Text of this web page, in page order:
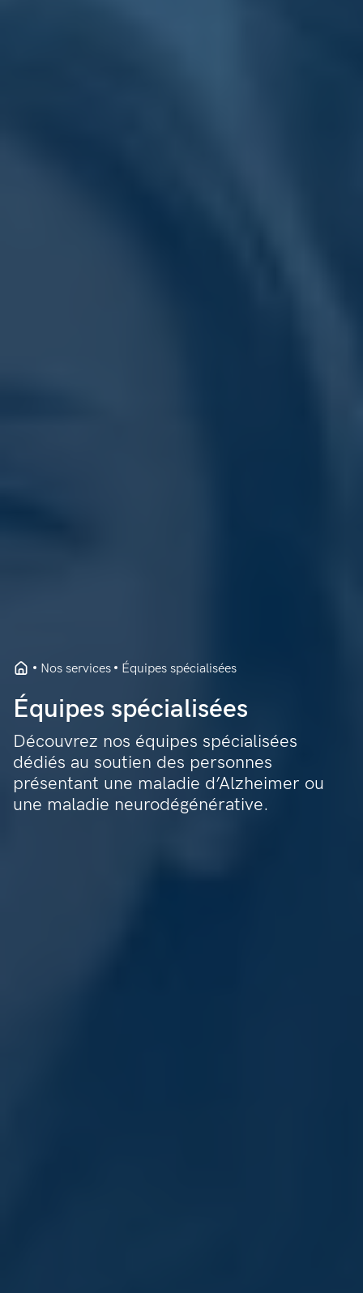
Équipes spécialisées
Nos services Équipes spécialisées
Découvrez nos équipes spécialisées
dédiés au soutien des personnes
présentant une maladie d’Alzheimer ou
une maladie neurodégénérative.